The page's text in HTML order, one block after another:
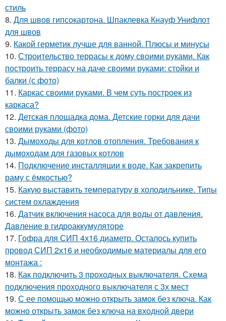
стиль
8. Для швов гипсокартона. Шпаклевка Кнауф Унифлот
для швов
9. Какой герметик лучше для ванной. Плюсы и минусы
10. Строительство террасы к дому своими руками. Как
построить террасу на даче своими руками: стойки и
балки (с фото)
11. Каркас своими руками. В чем суть построек из
каркаса?
12. Детская площадка дома. Детские горки для дачи
своими руками (фото)
13. Дымоходы для котлов отопления. Требования к
дымоходам для газовых котлов
14. Подключение инсталляции к воде. Как закрепить
раму с ёмкостью?
15. Какую выставить температуру в холодильнике. Типы
систем охлаждения
16. Датчик включения насоса для воды от давления.
Давление в гидроаккумуляторе
17. Гофра для СИП 4х16 диаметр. Осталось купить
провод СИП 2х16 и необходимые материалы для его
монтажа :
18. Как подключить 3 проходных выключателя. Схема
подключения проходного выключателя с 3х мест
19. С ее помощью можно открыть замок без ключа. Как
можно открыть замок без ключа на входной двери